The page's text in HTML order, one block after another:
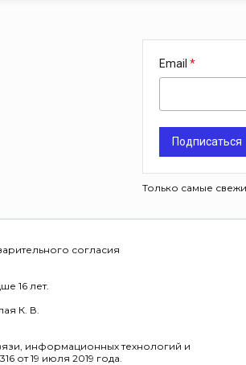
Email
Подписаться
Только самые
согласия
16 лет.
К. В.
информационных технологий и
от 19 июля 2019 года.